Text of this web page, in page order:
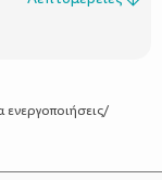
ενεργοποιήσεις/